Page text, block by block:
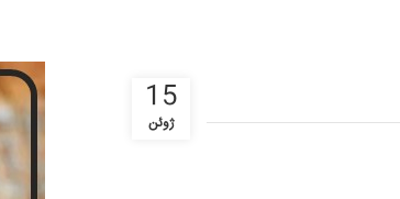
15
ژوئن